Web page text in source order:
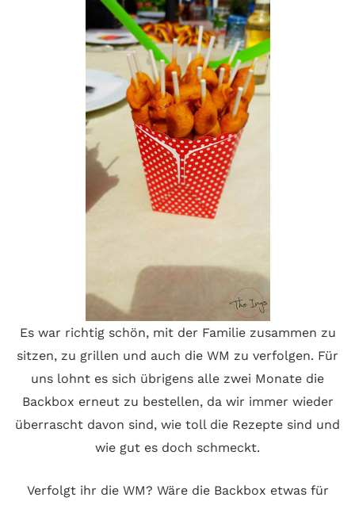
Es war richtig schön, mit der Familie zusammen zu
sitzen, zu grillen und auch die WM zu verfolgen. Für
uns lohnt es sich übrigens alle zwei Monate die
Backbox erneut zu bestellen, da wir immer wieder
überrascht davon sind, wie toll die Rezepte sind und
wie gut es doch schmeckt.
Verfolgt ihr die WM? Wäre die Backbox etwas für